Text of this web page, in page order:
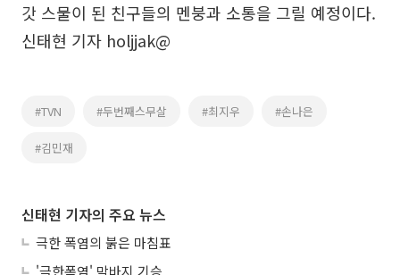
갓 스물이 된 친구들의 멘붕과 소통을 그릴 예정이다.
신태현 기자 holjjak@
#TVN #두번째스무살 #최지우 #손나은
#김민재
신태현 기자의 주요 뉴스
극한 폭염의 붉은 마침표